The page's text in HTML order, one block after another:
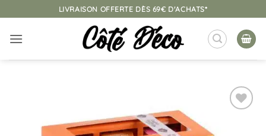
au
contenu
LIVRAISON OFFERTE DÈS 69€ D'ACHATS*